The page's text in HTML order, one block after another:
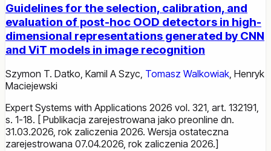
Guidelines for the selection, calibration, and
evaluation of post-hoc OOD detectors in high-
dimensional representations generated by CNN
and ViT models in image recognition
Szymon T. Datko, Kamil A Szyc, Tomasz Walkowiak, Henryk
Maciejewski
Expert Systems with Applications 2026 vol. 321, art. 132191,
s. 1-18. [ Publikacja zarejestrowana jako preonline dn.
31.03.2026, rok zaliczenia 2026. Wersja ostateczna
zarejestrowana 07.04.2026, rok zaliczenia 2026.]